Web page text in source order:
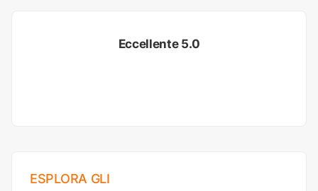
Eccellente 5.0
ESPLORA GLI